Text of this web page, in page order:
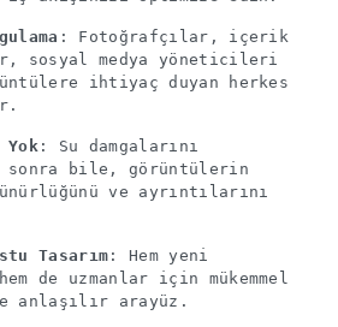
: Fotoğrafçılar, içerik
sosyal medya yöneticileri
ihtiyaç duyan herkes
: Su damgalarını
sonra bile, görüntülerin
ve ayrıntılarını
Tasarım : Hem yeni
de uzmanlar için mükemmel
anlaşılır arayüz.